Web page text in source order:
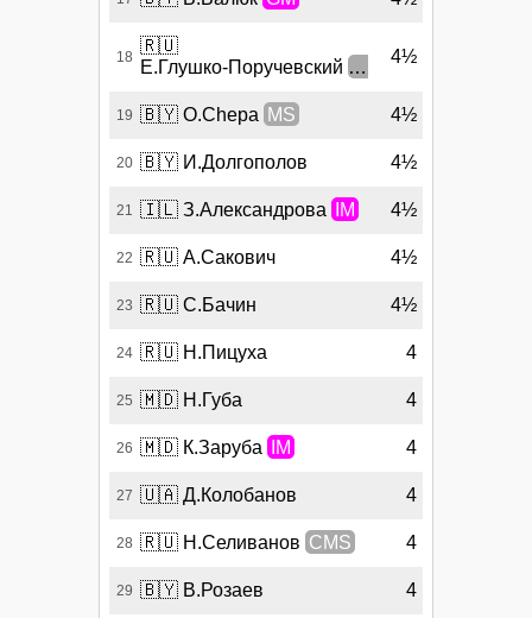
18
🇷🇺
Е.Глушко-Поручевский MS
4½
19 🇧🇾 O.Chepa MS 4½
20 🇧🇾 И.Долгополов 4½
21 🇮🇱 З.Александрова IM 4½
22 🇷🇺 А.Сакович 4½
23 🇷🇺 С.Бачин 4½
24 🇷🇺 Н.Пицуха 4
25 🇲🇩 Н.Губа 4
26 🇲🇩 К.Заруба IM 4
27 🇺🇦 Д.Колобанов 4
28 🇷🇺 Н.Селиванов CMS 4
29 🇧🇾 В.Розаев 4